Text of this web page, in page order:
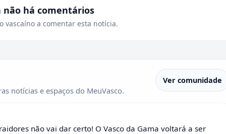
não há comentários
vascaíno a comentar esta notícia.
notícias e espaços do MeuVasco.
Ver comunidade
não vai dar certo! O Vasco da Gama voltará a ser